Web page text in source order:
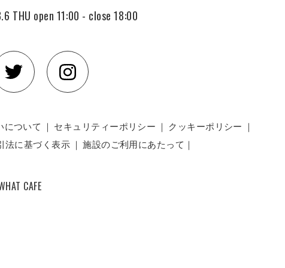
THU open 11:00 - close 18:00
について ｜ セキュリティーポリシー ｜ クッキーポリシー ｜
法に基づく表示 ｜施設のご利用にあたって ｜
CAFE